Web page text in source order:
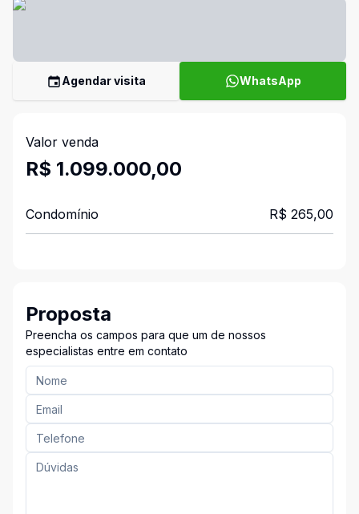
Agendar visita WhatsApp
Valor venda
R$ 1.099.000,00
Condomínio R$ 265,00
Proposta
Preencha os campos para que um de nossos
especialistas entre em contato